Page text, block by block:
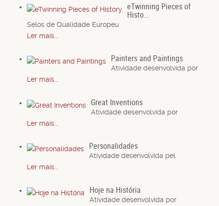
eTwinning Pieces of
Histo...
Selos de Qualidade Europeu
Ler mais...
Painters and Paintings
Atividade desenvolvida por
Ler mais...
Great Inventions
Atividade desenvolvida por
Ler mais...
Personalidades
Atividade desenvolvida pel
Ler mais...
Hoje na História
Atividade desenvolvida por